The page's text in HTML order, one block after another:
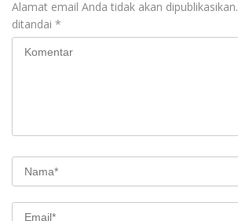
Alamat email Anda tidak akan dipublikasikan.
ditandai *